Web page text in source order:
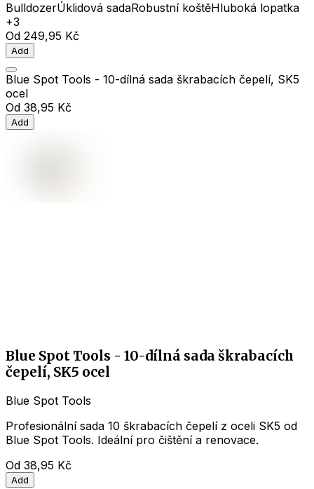
BulldozerÚklidová sadaRobustní koštěHluboká lopatka
+3
Od 249,95 Kč
Add
Blue Spot Tools - 10-dílná sada škrabacích čepelí, SK5
ocel
Od 38,95 Kč
Add
Blue Spot Tools - 10-dílná sada škrabacích
čepelí, SK5 ocel
Blue Spot Tools
Profesionální sada 10 škrabacích čepelí z oceli SK5 od
Blue Spot Tools. Ideální pro čištění a renovace.
Od 38,95 Kč
Add